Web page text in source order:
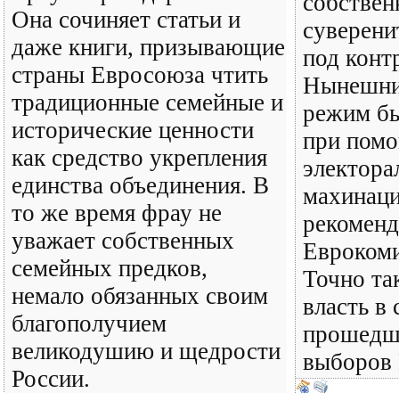
Она сочиняет статьи и
даже книги, призывающие
страны Евросоюза чтить
традиционные семейные и
исторические ценности
как средство укрепления
единства объединения. В
то же время фрау не
уважает собственных
семейных предков,
немало обязанных своим
благополучием
великодушию и щедрости
России.
под
режим
при
Точно
власть в